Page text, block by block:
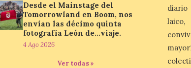
Desde el Mainstage del
Tomorrowland en Boom, nos
envían las décimo quinta
fotografía León de…viaje.
4 Ago 2026
Ver todas »
diario